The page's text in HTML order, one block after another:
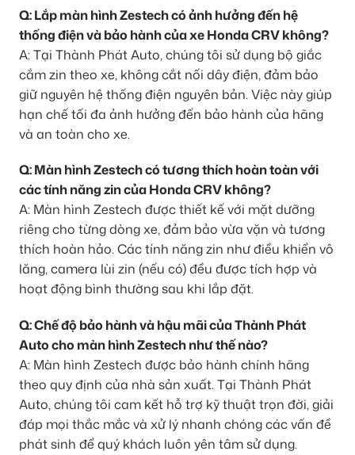
Q: Lắp màn hình Zestech có ảnh hưởng đến hệ
thống điện và bảo hành của xe Honda CRV không?
A: Tại Thành Phát Auto, chúng tôi sử dụng bộ giắc
cắm zin theo xe, không cắt nối dây điện, đảm bảo
giữ nguyên hệ thống điện nguyên bản. Việc này giúp
hạn chế tối đa ảnh hưởng đến bảo hành của hãng
và an toàn cho xe.
Q: Màn hình Zestech có tương thích hoàn toàn với
các tính năng zin của Honda CRV không?
A: Màn hình Zestech được thiết kế với mặt dưỡng
riêng cho từng dòng xe, đảm bảo vừa vặn và tương
thích hoàn hảo. Các tính năng zin như điều khiển vô
lăng, camera lùi zin (nếu có) đều được tích hợp và
hoạt động bình thường sau khi lắp đặt.
Q: Chế độ bảo hành và hậu mãi của Thành Phát
Auto cho màn hình Zestech như thế nào?
A: Màn hình Zestech được bảo hành chính hãng
theo quy định của nhà sản xuất. Tại Thành Phát
Auto, chúng tôi cam kết hỗ trợ kỹ thuật trọn đời, giải
đáp mọi thắc mắc và xử lý nhanh chóng các vấn đề
phát sinh để quý khách luôn yên tâm sử dụng.